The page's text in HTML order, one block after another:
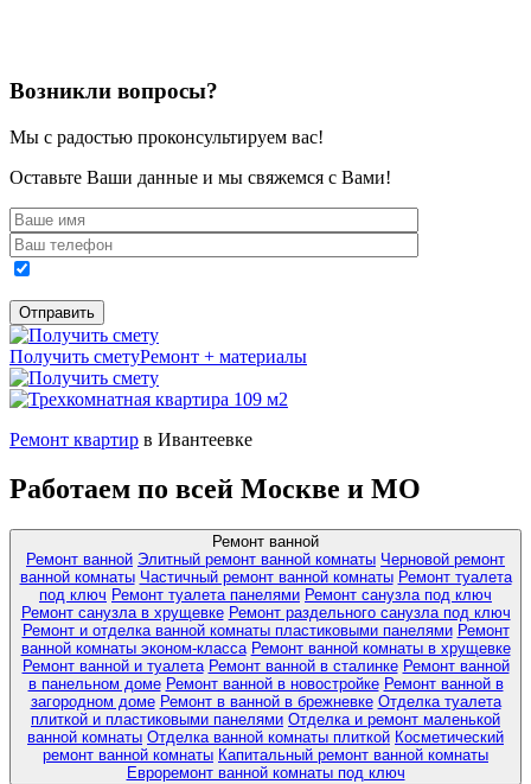
Возникли вопросы?
Мы с радостью проконсультируем вас!
Оставьте Ваши данные и мы свяжемся с Вами!
Получить сметуРемонт + материалы
Ремонт квартир в Ивантеевке
Работаем по всей Москве и МО
Ремонт ванной
Ремонт ванной Элитный ремонт ванной комнаты Черновой ремонт
ванной комнаты Частичный ремонт ванной комнаты Ремонт туалета
под ключ Ремонт туалета панелями Ремонт санузла под ключ
Ремонт санузла в хрущевке Ремонт раздельного санузла под ключ
Ремонт и отделка ванной комнаты пластиковыми панелями Ремонт
ванной комнаты эконом-класса Ремонт ванной комнаты в хрущевке
Ремонт ванной и туалета Ремонт ванной в сталинке Ремонт ванной
в панельном доме Ремонт ванной в новостройке Ремонт ванной в
загородном доме Ремонт в ванной в брежневке Отделка туалета
плиткой и пластиковыми панелями Отделка и ремонт маленькой
ванной комнаты Отделка ванной комнаты плиткой Косметический
ремонт ванной комнаты Капитальный ремонт ванной комнаты
Евроремонт ванной комнаты под ключ